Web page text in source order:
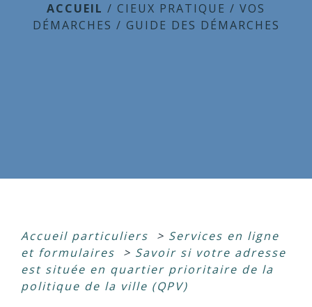
ACCUEIL / CIEUX PRATIQUE / VOS
DÉMARCHES / GUIDE DES DÉMARCHES
Accueil particuliers > Services en ligne
et formulaires
> Savoir si votre adresse
est située en quartier prioritaire de la
politique de la ville (QPV)